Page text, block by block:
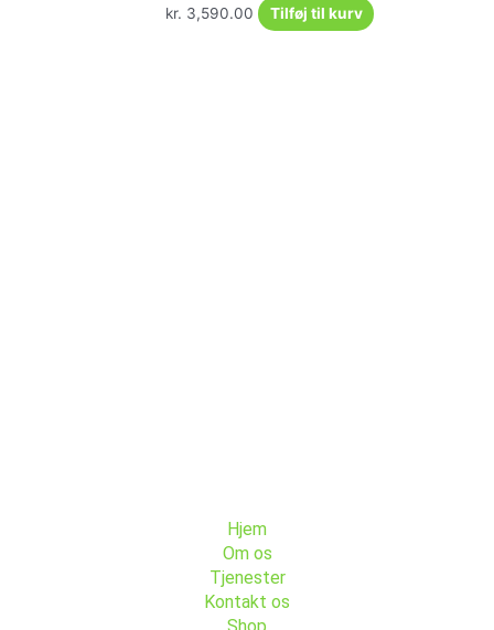
kr. 3,590.00 Tilføj til kurv
Hjem
Om os
Tjenester
Kontakt os